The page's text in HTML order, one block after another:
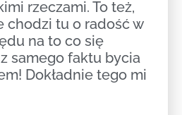
rzeczami. To też,
chodzi tu o radość w
na to co się
samego faktu bycia
Dokładnie tego mi